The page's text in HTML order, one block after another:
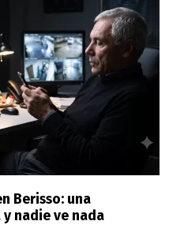
Berisso: una
nadie ve nada